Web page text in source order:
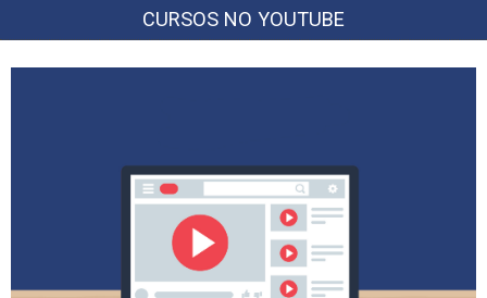
CURSOS NO YOUTUBE